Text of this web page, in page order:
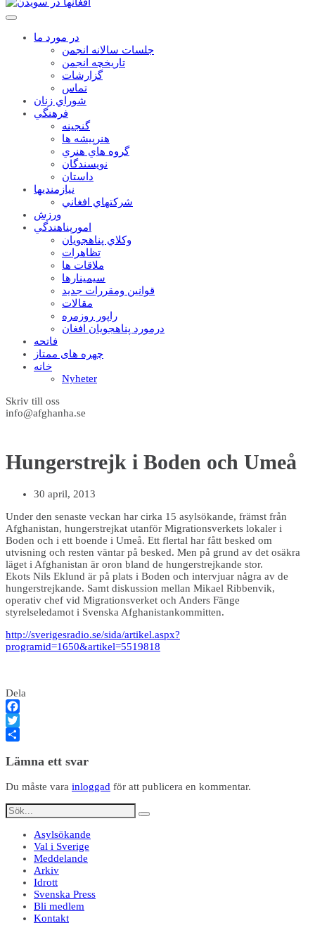
در مورد ما
جلسات سالانه انجمن
تاریخچه انجمن
گزارشات
تماس
شوراي زنان
فرهنگي
گنجينه
هنرپيشه ها
گروه هاي هنري
نويسندگان
داستان
نيازمنديها
شرکتهاي افغاني
ورزش
امورپناهندگي
وکلاي پناهجويان
تظاهرات
ملاقات ها
سيمينارها
قوانين ومقررات جديد
مقالات
راپور روزمره
درمورد پناهجويان افغان
فاتحه
چهره های ممتاز
خانه
Nyheter
Skriv till oss
info@afghanha.se
Hungerstrejk i Boden och Umeå
30 april, 2013
Under den senaste veckan har cirka 15 asylsökande, främst från
Afghanistan, hungerstrejkat utanför Migrationsverkets lokaler i
Boden och i ett boende i Umeå. Ett flertal har fått besked om
utvisning och resten väntar på besked. Men på grund av det osäkra
läget i Afghanistan är oron bland de hungerstrejkande stor.
Ekots Nils Eklund är på plats i Boden och intervjuar några av de
hungerstrejkande. Samt diskussion mellan Mikael Ribbenvik,
operativ chef vid Migrationsverket och Anders Fänge
styrelseledamot i Svenska Afghanistankommitten.
http://sverigesradio.se/sida/artikel.aspx?
programid=1650&artikel=5519818
Dela
Facebook
Twitter
Lämna ett svar
Du måste vara inloggad för att publicera en kommentar.
Asylsökande
Val i Sverige
Meddelande
Arkiv
Idrott
Svenska Press
Bli medlem
Kontakt